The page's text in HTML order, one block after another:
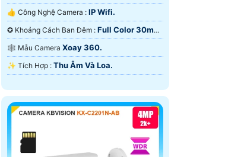
👍 Công Nghệ Camera : IP Wifi.
✪ Khoảng Cách Ban Đêm : Full Color 30m
Có Màu Ban Ðêm.
🕸️ Mẫu Camera Xoay 360.
️✨ Tích Hợp : Thu Âm Và Loa.